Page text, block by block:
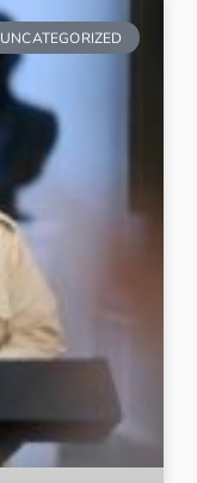
UNCATEGORIZED